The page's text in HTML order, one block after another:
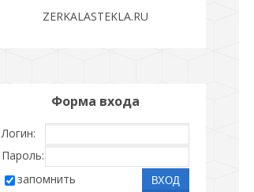
ZERKALASTEKLA.RU
Форма входа
Логин:
Пароль:
запомнить